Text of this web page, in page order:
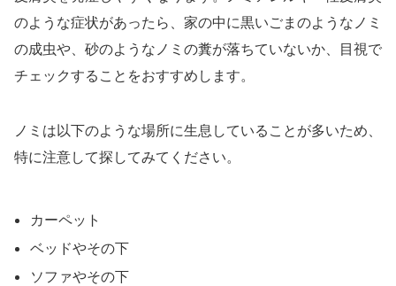
のような症状があったら、家の中に黒いごまのようなノミ
の成虫や、砂のようなノミの糞が落ちていないか、目視で
チェックすることをおすすめします。
ノミは以下のような場所に生息していることが多いため、
特に注意して探してみてください。
カーペット
ベッドやその下
ソファやその下